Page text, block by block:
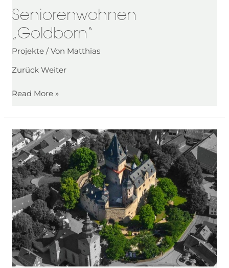
Seniorenwohnen
„Goldborn“
Projekte / Von Matthias
Zurück Weiter
Read More »
Schloss
Romrod